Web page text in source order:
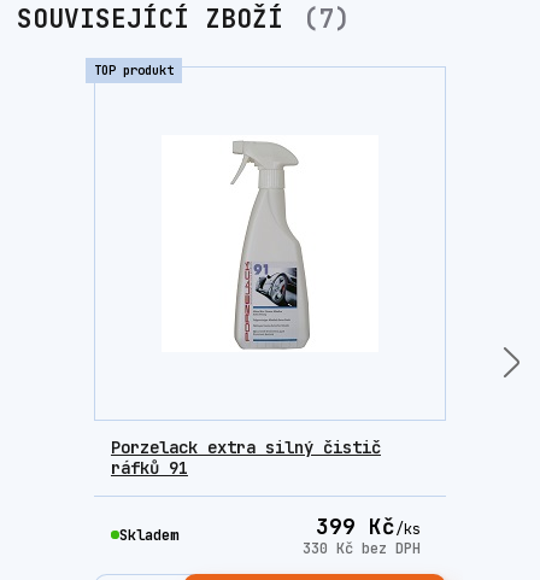
SOUVISEJÍCÍ ZBOŽÍ 7
TOP produkt
Porzelack extra silný čistič
ráfků 91
399 Kč/ks
330 Kč bez DPH
Skladem